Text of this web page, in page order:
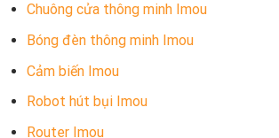
Chuông cửa thông minh Imou
Bóng đèn thông minh Imou
Cảm biến Imou
Robot hút bụi Imou
Router Imou